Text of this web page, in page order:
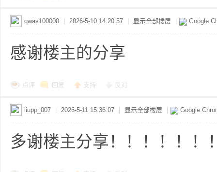
qwas100000 2026-5-10 14:20:57 显示全部楼层 Google
感谢楼主的分享
点评 回复 支持 反对
liupp_007 2026-5-11 15:36:07 显示全部楼层 Google
多谢楼主分享！！！！！！